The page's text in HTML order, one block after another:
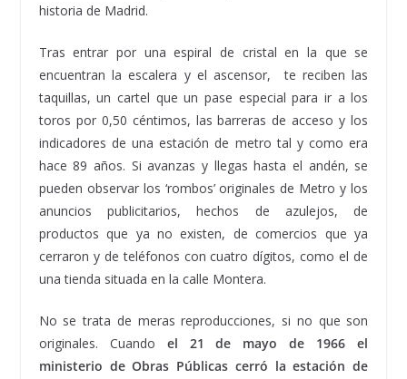
historia de Madrid.
Tras entrar por una espiral de cristal en la que se
encuentran la escalera y el ascensor, te reciben las
taquillas, un cartel que un pase especial para ir a los
toros por 0,50 céntimos, las barreras de acceso y los
indicadores de una estación de metro tal y como era
hace 89 años. Si avanzas y llegas hasta el andén, se
pueden observar los ‘rombos’ originales de Metro y los
anuncios publicitarios, hechos de azulejos, de
productos que ya no existen, de comercios que ya
cerraron y de teléfonos con cuatro dígitos, como el de
una tienda situada en la calle Montera.
No se trata de meras reproducciones, si no que son
originales. Cuando el 21 de mayo de 1966 el
ministerio de Obras Públicas cerró la estación de